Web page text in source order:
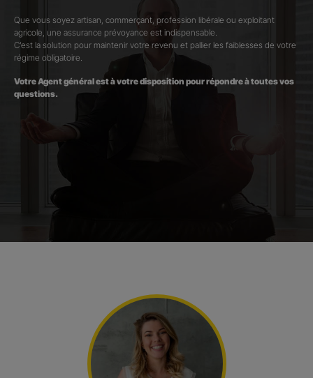
Que vous soyez artisan, commerçant, profession libérale ou exploitant
agricole, une assurance prévoyance est indispensable.
C’est la solution pour maintenir votre revenu et pallier les faiblesses de votre
régime obligatoire.
Votre Agent général est à votre disposition pour répondre à toutes vos
questions.